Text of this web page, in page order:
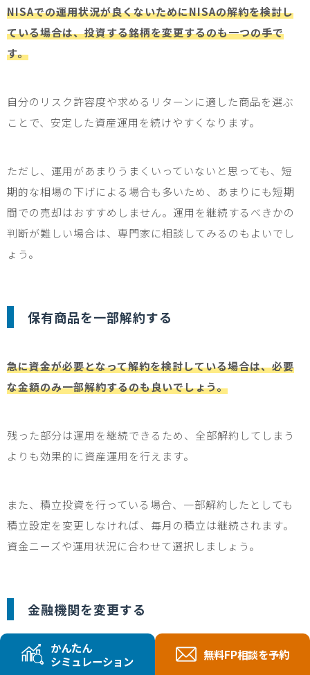
かんたん
シミュレーション
無料FP相談を予約
NISAでの運用状況が良くないためにNISAの解約を検討し
ている場合は、投資する銘柄を変更するのも一つの手で
す。
自分のリスク許容度や求めるリターンに適した商品を選ぶ
ことで、安定した資産運用を続けやすくなります。
ただし、運用があまりうまくいっていないと思っても、短
期的な相場の下げによる場合も多いため、あまりにも短期
間での売却はおすすめしません。運用を継続するべきかの
判断が難しい場合は、専門家に相談してみるのもよいでし
ょう。
保有商品を一部解約する
急に資金が必要となって解約を検討している場合は、必要
な金額のみ一部解約するのも良いでしょう。
残った部分は運用を継続できるため、全部解約してしまう
よりも効果的に資産運用を行えます。
また、積立投資を行っている場合、一部解約したとしても
積立設定を変更しなければ、毎月の積立は継続されます。
資金ニーズや運用状況に合わせて選択しましょう。
金融機関を変更する
NISA口座で購入できる商品や手数料、サービスなどは金融